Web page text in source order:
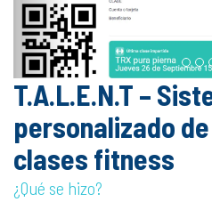
T.A.L.E.N.T –
personalizado
clases fitness
¿Qué se hizo?